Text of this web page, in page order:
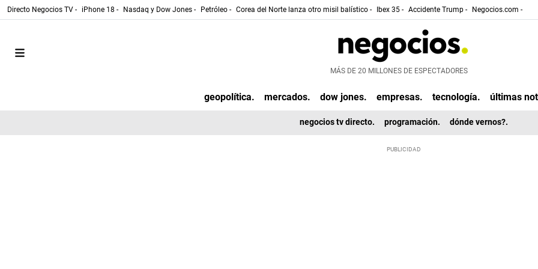
Directo Negocios TV - iPhone 18 - Nasdaq y Dow Jones - Petróleo - Corea del Norte lanza otro misil balístico - Ibex 35 - Accidente Trump - Negocios.com -
MÁS DE 20 MILLONES DE ESPECTADORES
geopolítica. mercados. dow jones. empresas. tecnología. últimas
negocios tv directo. programación. dónde vernos?.